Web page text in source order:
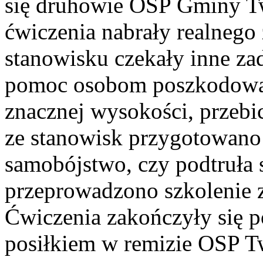
się druhowie OSP Gminy
ćwiczenia nabrały
stanowisku czekały inne
pomoc osobom
znacznej wysokości,
ze stanowisk
samobójstwo, czy
przeprowadzono szkolenie
Ćwiczenia zakończyły się
posiłkiem w remizie OSP